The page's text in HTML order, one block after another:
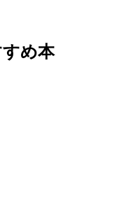
め本